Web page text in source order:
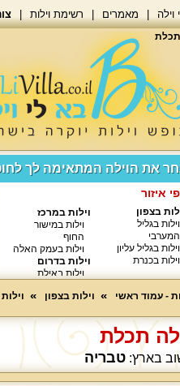
וילה מאמרים רשימת וילות
תכלת
את הוילה המתאימה לך
איזור
בצפון
וילות בגליל
המערבי
וילות בגליל עליון
וילות בכנרת
וילות במרכז
וילות במישור
החוף
וילות בעמק האלה
וילות בדרום
וילות באילת
- עמוד ראשי
וילות בצפון
תכלת
בארץ: טבריה